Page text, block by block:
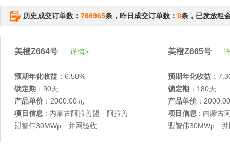
历史成交订单数： 766965条，昨日成交订单数： 0条，已发放租
美橙Z664号 详情>
预期年化收益 ：6.50%
锁定期 ：90天
产品单价 ：2000.00元
项目信息 : 内蒙古阿拉善盟 阿拉善
盟智伟30MWp 并网验收
美橙Z665号
预期年化收益 ：
锁定期 ：180天
产品单价 ：
项目信息 : 内蒙古
盟智伟30MWp 并